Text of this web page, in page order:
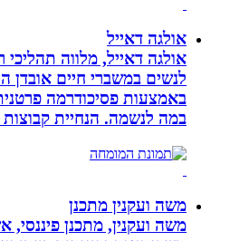
אולגה דאייל
אולגה דאייל, מלווה תהליכי
לנשים במשברי חיים אובדן
באמצעות פסיכודרמה פרטנית
במה לנשמה. ‏הנחיית קבוצות
משה ועקנין מתכנן
משה ועקנין, מתכנן פיננסי,